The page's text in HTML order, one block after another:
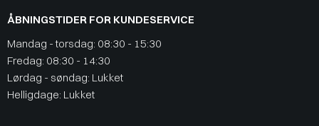
ÅBNINGSTIDER FOR KUNDESERVICE
Mandag - torsdag: 08:30 - 15:30
Fredag: 08:30 - 14:30
Lørdag - søndag: Lukket
Helligdage: Lukket